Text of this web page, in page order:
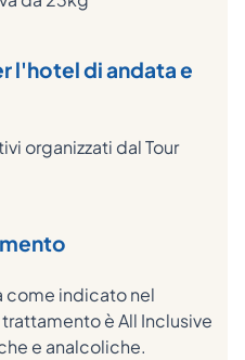
l'hotel di andata e
organizzati dal Tour
come indicato nel
è All Inclusive
e analcoliche.